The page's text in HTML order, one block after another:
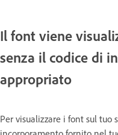
Il font viene
senza il codice di
appropriato
Per visualizzare i font sul tuo